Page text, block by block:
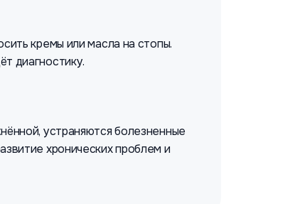
кремы или масла на стопы.
диагностику.
устраняются болезненные
хронических проблем и